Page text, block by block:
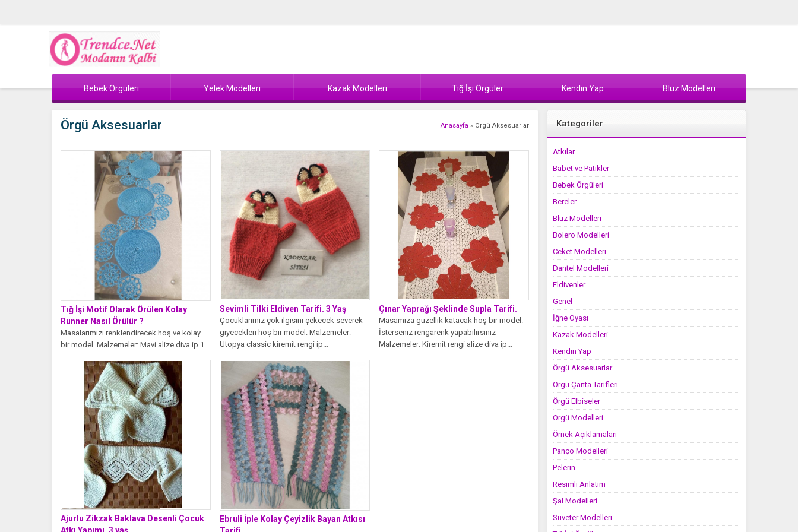
Bebek Örgüleri Yelek Modelleri Kazak Modelleri Tığ İşi Örgüler Kendin Yap Bluz Modelleri
Anasayfa » Örgü Aksesuarlar
Örgü Aksesuarlar
Tığ İşi Motif Olarak Örülen Kolay
Runner Nasıl Örülür ?
Masalarımızı renklendirecek hoş ve kolay
bir model. Malzemeler: Mavi alize diva ip 1
Sevimli Tilki Eldiven Tarifi. 3 Yaş
Çocuklarımız çok ilgisini çekecek severek
giyecekleri hoş bir model. Malzemeler:
Utopya classic kiremit rengi ip...
Çınar Yaprağı Şeklinde Supla Tarifi.
Masamıza güzellik katacak hoş bir model.
İsterseniz rengarenk yapabilirsiniz
Malzemeler: Kiremit rengi alize diva ip...
Ajurlu Zikzak Baklava Desenli Çocuk
Atkı Yapımı. 3 yaş
Ebruli İple Kolay Çeyizlik Bayan Atkısı
Kategoriler
Atkılar
Babet ve Patikler
Bebek Örgüleri
Bereler
Bluz Modelleri
Bolero Modelleri
Ceket Modelleri
Dantel Modelleri
Eldivenler
Genel
İğne Oyası
Kazak Modelleri
Kendin Yap
Örgü Aksesuarlar
Örgü Çanta Tarifleri
Örgü Elbiseler
Örgü Modelleri
Örnek Açıklamaları
Panço Modelleri
Pelerin
Resimli Anlatım
Şal Modelleri
Süveter Modelleri